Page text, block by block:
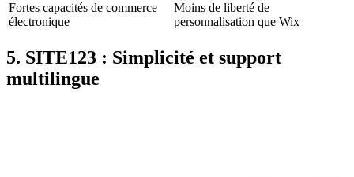
Fortes capacités de commerce
électronique
Moins de liberté de
personnalisation que Wix
5. SITE123 : Simplicité et support
multilingue